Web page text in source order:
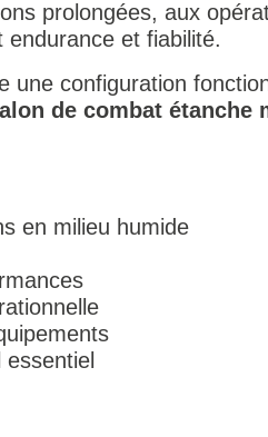
prolongées, aux
endurance et fiabilité.
une configuration
de combat étanche
en milieu humide